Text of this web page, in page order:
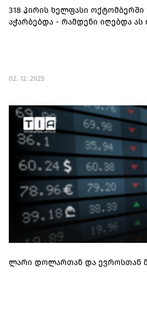
318 პირის ხელფასი ოქტომბერში
აჭარბებდა - რამდენი იღებდა
02. 12. 2025
ლარი დოლართან და ევროსთან